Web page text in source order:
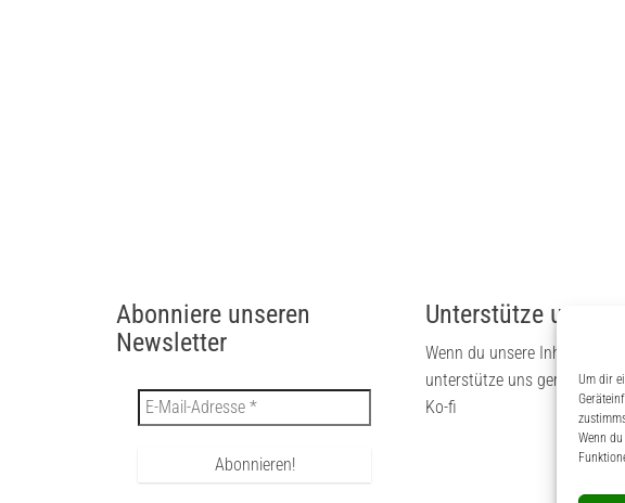
Um dir
Wenn
Abonniere unseren
Newsletter
Unterstütze uns
Wenn du unsere Inhalte
unterstütze uns gerne via
Ko-fi